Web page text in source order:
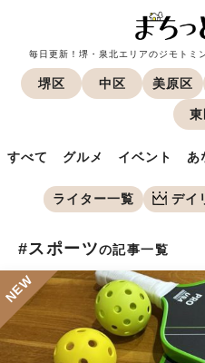
毎日更新！堺・泉北エリアのジモトミ
堺区 中区 美原区
すべて グルメ イベント あ
ライター一覧 デイ
#スポーツの記事一覧